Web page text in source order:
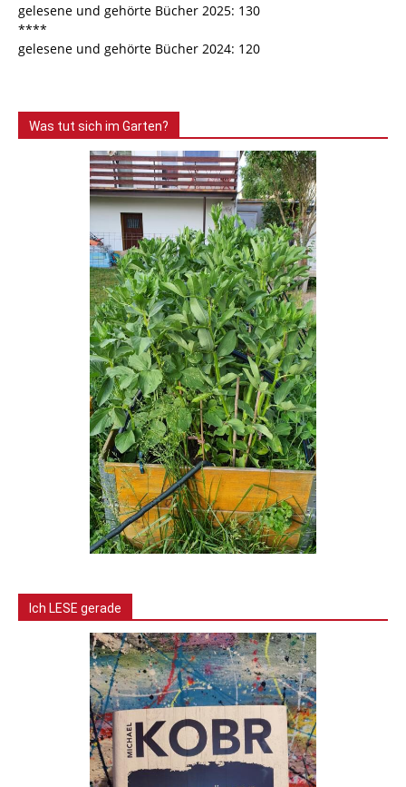
gelesene und gehörte Bücher 2025: 130
****
gelesene und gehörte Bücher 2024: 120
Was tut sich im Garten?
Ich LESE gerade